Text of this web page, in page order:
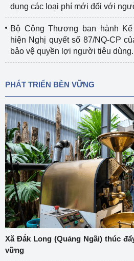
dụng các loại phí mới đối với
Bộ Công Thương ban hành
hiện Nghị quyết số 87/NQ-CP
bảo vệ quyền lợi người tiêu dùng.
PHÁT TRIỂN BỀN VỮNG
Xã Đắk Long (Quảng Ngãi) thúc
vững